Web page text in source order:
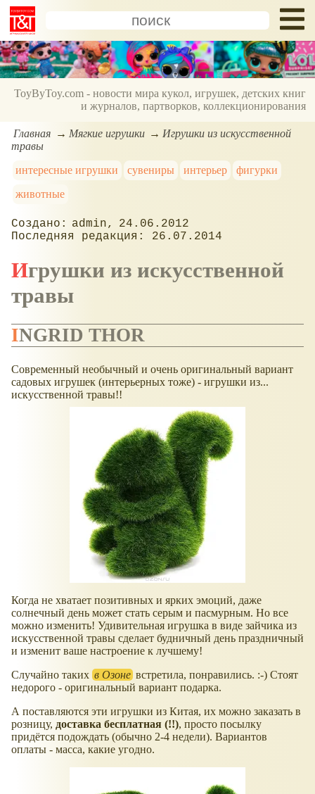
ToyByToy.com - новости мира кукол, игрушек, детских книг
и журналов, партворков, коллекционирования
Главная Мягкие игрушки
Игрушки из искусственной
травы
интересные игрушки
сувениры интерьер
фигурки
животные
admin
24.06.2012
26.07.2014
Игрушки из искусственной
травы
INGRID THOR
Современный необычный и очень оригинальный вариант
садовых игрушек (интерьерных тоже) - игрушки из...
искусственной травы!!
Когда не хватает позитивных и ярких эмоций, даже
солнечный день может стать серым и пасмурным. Но все
можно изменить! Удивительная игрушка в виде зайчика из
искусственной травы сделает будничный день праздничный
и изменит ваше настроение к лучшему!
Случайно таких в Озоне встретила, понравились. :-) Стоят
недорого - оригинальный вариант подарка.
А поставляются эти игрушки из Китая, их можно заказать в
розницу, доставка бесплатная (!!), просто посылку
придётся подождать (обычно 2-4 недели). Вариантов
оплаты - масса, какие угодно.